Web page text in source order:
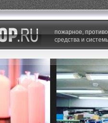
пожарное,
средства и